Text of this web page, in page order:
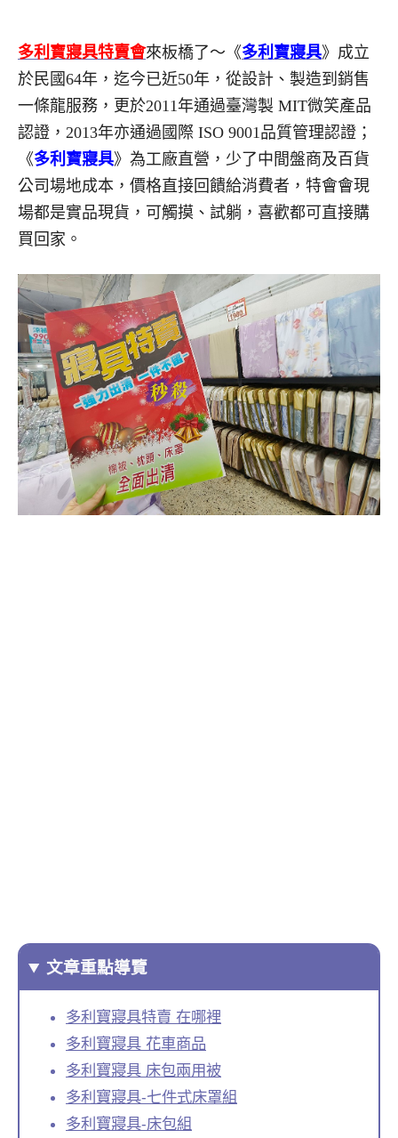
多利寶寢具特賣會來板橋了～《多利寶寢具》成立
於民國64年，迄今已近50年，從設計、製造到銷售
一條龍服務，更於2011年通過臺灣製 MIT微笑產品
認證，2013年亦通過國際 ISO 9001品質管理認證；
《多利寶寢具》為工廠直營，少了中間盤商及百貨
公司場地成本，價格直接回饋給消費者，特會會現
場都是實品現貨，可觸摸、試躺，喜歡都可直接購
買回家。
文章重點導覽
多利寶寢具特賣 在哪裡
多利寶寢具 花車商品
多利寶寢具 床包兩用被
多利寶寢具-七件式床罩組
多利寶寢具-床包組